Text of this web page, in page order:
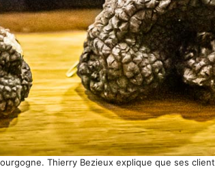
Thierry Bezieux explique que ses